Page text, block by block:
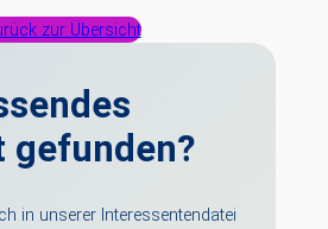
zur Übersicht
gefunden?
in unserer Interessentendatei